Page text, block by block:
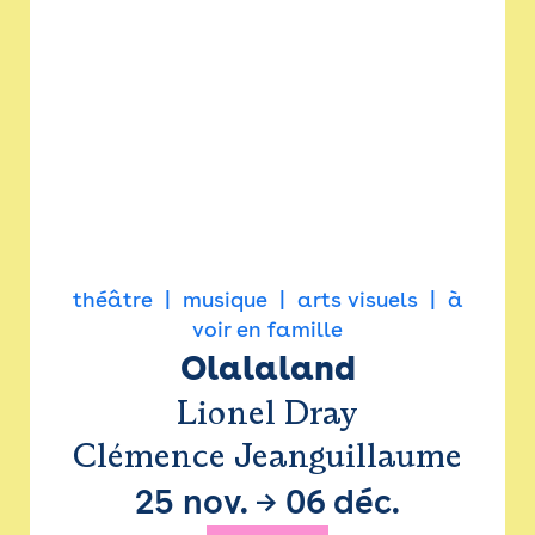
théâtre musique arts visuels
à
voir en famille
Olalaland
Lionel Dray
Clémence Jeanguillaume
25 nov. → 06 déc.